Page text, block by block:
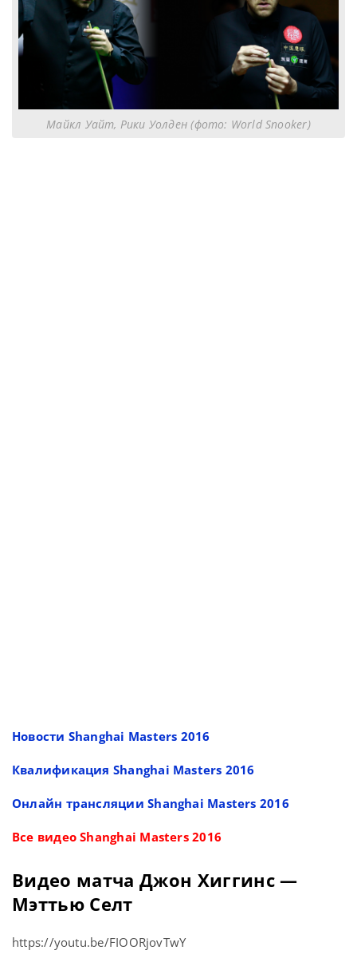
Майкл Уайт, Рики Уолден (фото: World Snooker)
Новости Shanghai Masters 2016
Квалификация Shanghai Masters 2016
Онлайн трансляции Shanghai Masters 2016
Все видео Shanghai Masters 2016
Видео матча Джон Хиггинс —
Мэттью Селт
https://youtu.be/FIOORjovTwY